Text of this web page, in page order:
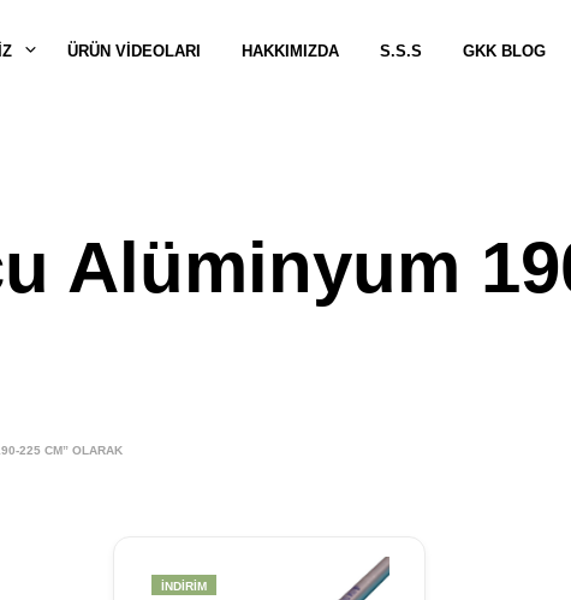
ÜRÜN VİDEOLARI HAKKIMIZDA S.S.S GKK BLOG
Alüminyum
225 CM” OLARAK
İNDIRIM